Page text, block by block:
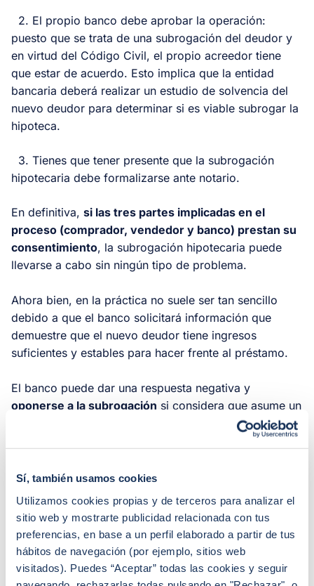
Sí, también usamos cookies
Utilizamos cookies propias y de terceros para analizar el
sitio web y mostrarte publicidad relacionada con tus
preferencias, en base a un perfil elaborado a partir de tus
hábitos de navegación (por ejemplo, sitios web
visitados). Puedes “Aceptar” todas las cookies y seguir
2. El propio banco debe aprobar la operación:
puesto que se trata de una subrogación del deudor y
en virtud del Código Civil, el propio acreedor tiene
que estar de acuerdo. Esto implica que la entidad
bancaria deberá realizar un estudio de solvencia del
nuevo deudor para determinar si es viable subrogar la
hipoteca.
3. Tienes que tener presente que la subrogación
hipotecaria debe formalizarse ante notario.
En definitiva, si las tres partes implicadas en el
proceso (comprador, vendedor y banco) prestan su
consentimiento, la subrogación hipotecaria puede
llevarse a cabo sin ningún tipo de problema.
Ahora bien, en la práctica no suele ser tan sencillo
debido a que el banco solicitará información que
demuestre que el nuevo deudor tiene ingresos
suficientes y estables para hacer frente al préstamo.
El banco puede dar una respuesta negativa y
oponerse a la subrogación si considera que asume un
elevado riesgo al producirse un cambio de titular en la
Ventajas y beneficios de subrogar
la hipoteca al promotor
Aunque es necesario estudiar con detenimiento y
valorar si conviene subrogar la hipoteca al promotor
esta operación, como norma general, suele tener una